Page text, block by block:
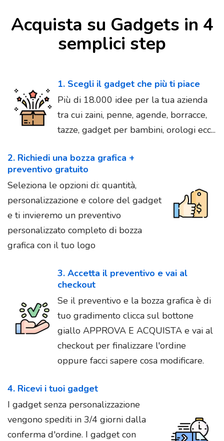
Acquista su Gadgets in 4
semplici step
1. Scegli il gadget che più ti piace
Più di 18.000 idee per la tua azienda
tra cui zaini, penne, agende, borracce,
tazze, gadget per bambini, orologi ecc...
2. Richiedi una bozza grafica +
preventivo gratuito
Seleziona le opzioni di: quantità,
personalizzazione e colore del gadget
e ti invieremo un preventivo
personalizzato completo di bozza
grafica con il tuo logo
3. Accetta il preventivo e vai al
checkout
Se il preventivo e la bozza grafica è di
tuo gradimento clicca sul bottone
giallo APPROVA E ACQUISTA e vai al
checkout per finalizzare l'ordine
oppure facci sapere cosa modificare.
4. Ricevi i tuoi gadget
I gadget senza personalizzazione
vengono spediti in 3/4 giorni dalla
conferma d'ordine. I gadget con